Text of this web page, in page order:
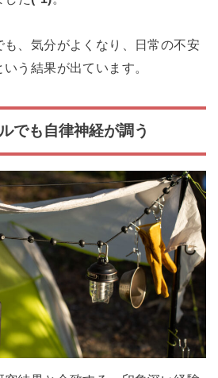
も、気分がよくなり、日常の不安
う結果が出ています。
でも自律神経が調う